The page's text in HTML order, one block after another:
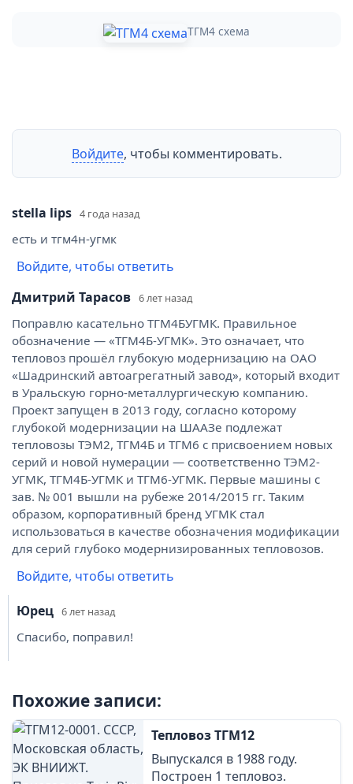
ТГМ4 схема
Войдите, чтобы комментировать.
stella lips 4 года назад
есть и тгм4н-угмк
Войдите, чтобы ответить
Дмитрий Тарасов 6 лет назад
Поправлю касательно ТГМ4БУГМК. Правильное
обозначение — «ТГМ4Б-УГМК». Это означает, что
тепловоз прошёл глубокую модернизацию на ОАО
«Шадринский автоагрегатный завод», который входит
в Уральскую горно-металлургическую компанию.
Проект запущен в 2013 году, согласно которому
глубокой модернизации на ШААЗе подлежат
тепловозы ТЭМ2, ТГМ4Б и ТГМ6 с присвоением новых
серий и новой нумерации — соответственно ТЭМ2-
УГМК, ТГМ4Б-УГМК и ТГМ6-УГМК. Первые машины с
зав. № 001 вышли на рубеже 2014/2015 гг. Таким
образом, корпоративный бренд УГМК стал
использоваться в качестве обозначения модификации
для серий глубоко модернизированных тепловозов.
Войдите, чтобы ответить
Юрец 6 лет назад
Спасибо, поправил!
Похожие записи:
Тепловоз ТГМ12
Выпускался в 1988 году.
Построен 1 тепловоз.